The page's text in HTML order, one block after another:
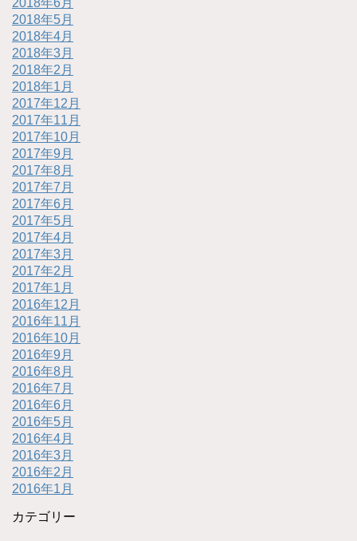
2018年5月
2018年4月
2018年3月
2018年2月
2018年1月
2017年12月
2017年11月
2017年10月
2017年9月
2017年8月
2017年7月
2017年6月
2017年5月
2017年4月
2017年3月
2017年2月
2017年1月
2016年12月
2016年11月
2016年10月
2016年9月
2016年8月
2016年7月
2016年6月
2016年5月
2016年4月
2016年3月
2016年2月
2016年1月
カテゴリー